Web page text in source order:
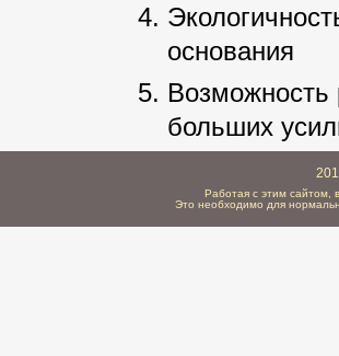
основания
Возможность
больших
Работая с этим сайтом,
Это необходимо для